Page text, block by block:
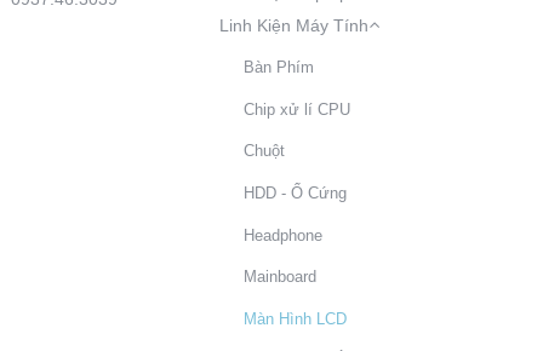
Linh Kiện Máy Tính
Bàn Phím
Chip xử lí CPU
Chuột
HDD - Ổ Cứng
Headphone
Mainboard
Màn Hình LCD